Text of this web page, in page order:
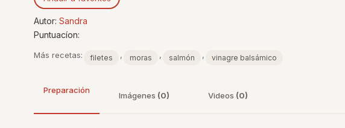
Autor: Sandra
Puntuacíon:
Más recetas: filetes , moras , salmón , vinagre balsámico
Preparación
Imágenes (0) Videos (0)